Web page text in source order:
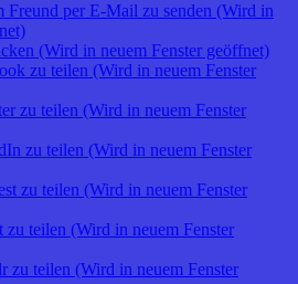
Freund per E-Mail zu senden (Wird in
(Wird in neuem Fenster geöffnet)
zu teilen (Wird in neuem Fenster
zu teilen (Wird in neuem Fenster
zu teilen (Wird in neuem Fenster
zu teilen (Wird in neuem Fenster
teilen (Wird in neuem Fenster
zu teilen (Wird in neuem Fenster